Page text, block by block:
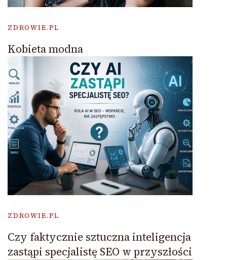
ZDROWIE.PL
Kobieta modna
ZDROWIE.PL
Czy faktycznie sztuczna inteligencja
zastąpi specjalistę SEO w przyszłości